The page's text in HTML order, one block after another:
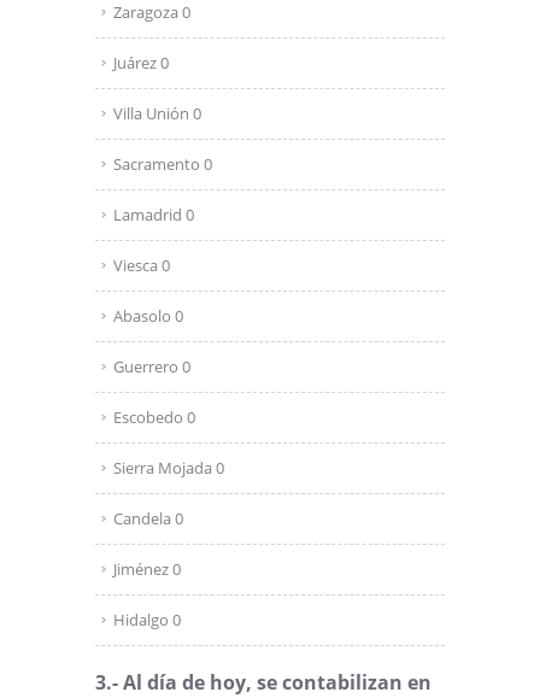
Zaragoza 0
Juárez 0
Villa Unión 0
Sacramento 0
Lamadrid 0
Viesca 0
Abasolo 0
Guerrero 0
Escobedo 0
Sierra Mojada 0
Candela 0
Jiménez 0
Hidalgo 0
3.- Al día de hoy, se contabilizan en